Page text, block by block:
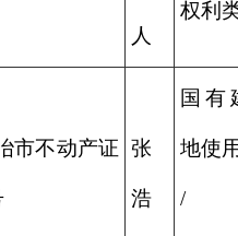
人
权利
市不动产证 张
浩
国有
地使
/